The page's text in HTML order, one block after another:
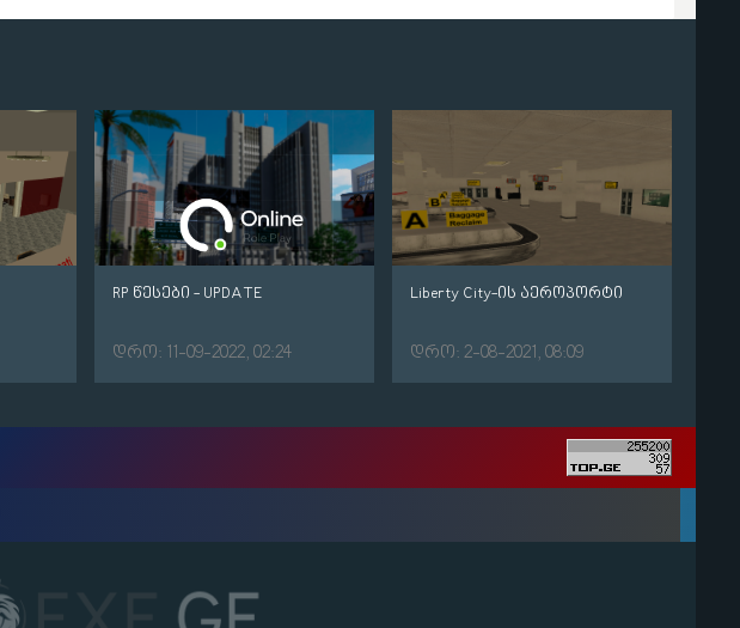
RP წესები - UPDATE
დრო: 11-09-2022, 02:24
Liberty City-ის აეროპორტი
დრო: 2-08-2021, 08:09